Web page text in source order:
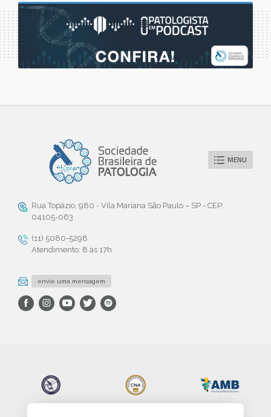
MENU
Rua Topázio, 980 - Vila Mariana São Paulo – SP - CEP:
04105-063
(11) 5080-5298
Atendimento: 8 às 17h
envie uma mensagem